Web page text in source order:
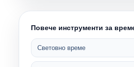
Повече инструменти за
Световно време